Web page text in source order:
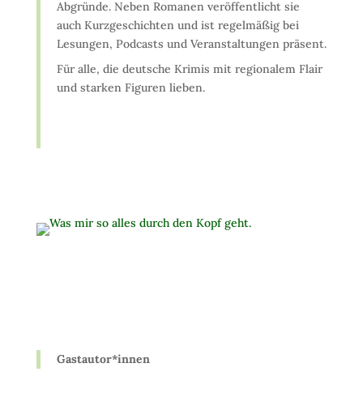
Abgründe. Neben Romanen veröffentlicht sie
auch Kurzgeschichten und ist regelmäßig bei
Lesungen, Podcasts und Veranstaltungen präsent.
Für alle, die deutsche Krimis mit regionalem Flair
und starken Figuren lieben.
Gastautor*innen